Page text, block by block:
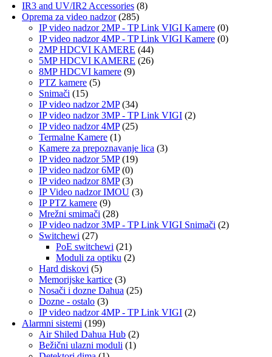
IR3 and UV/IR2 Accessories (8)
Oprema za video nadzor (285)
IP video nadzor 2MP - TP Link VIGI Kamere (0)
IP video nadzor 4MP - TP Link VIGI Kamere (0)
2MP HDCVI KAMERE (44)
5MP HDCVI KAMERE (26)
8MP HDCVI kamere (9)
PTZ kamere (5)
Snimači (15)
IP video nadzor 2MP (34)
IP video nadzor 3MP - TP Link VIGI (2)
IP video nadzor 4MP (25)
Termalne Kamere (1)
Kamere za prepoznavanje lica (3)
IP video nadzor 5MP (19)
IP video nadzor 6MP (0)
IP video nadzor 8MP (3)
IP Video nadzor IMOU (3)
IP PTZ kamere (9)
Mrežni smimači (28)
IP video nadzor 3MP - TP Link VIGI Snimači (2)
Switchewi (27)
PoE switchewi (21)
Moduli za optiku (2)
Hard diskovi (5)
Memorijske kartice (3)
Nosači i dozne Dahua (25)
Dozne - ostalo (3)
IP video nadzor 4MP - TP Link VIGI (2)
Alarmni sistemi (199)
Air Shiled Dahua Hub (2)
Bežični ulazni moduli (1)